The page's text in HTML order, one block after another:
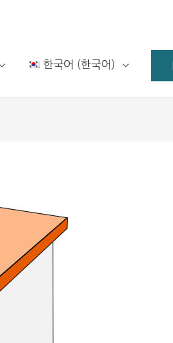
한국어 (한국어 )